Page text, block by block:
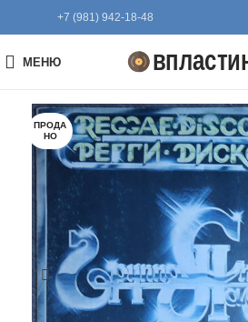
+7 (981) 942-18-48
МЕНЮ
ПРОДА
НО